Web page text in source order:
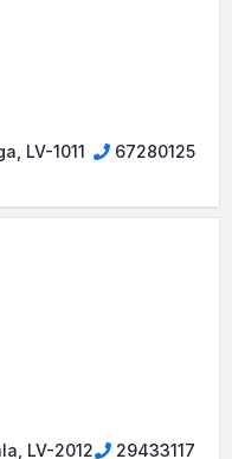
LV-1011 67280125
LV-2012 29433117